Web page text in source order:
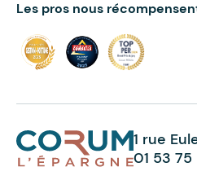
Les pros nous
1 rue
01 53 75